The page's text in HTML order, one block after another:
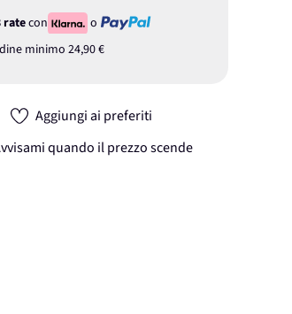
ratecon
o
minimo 24,90 €
Aggiungi ai preferiti
quando il prezzo scende